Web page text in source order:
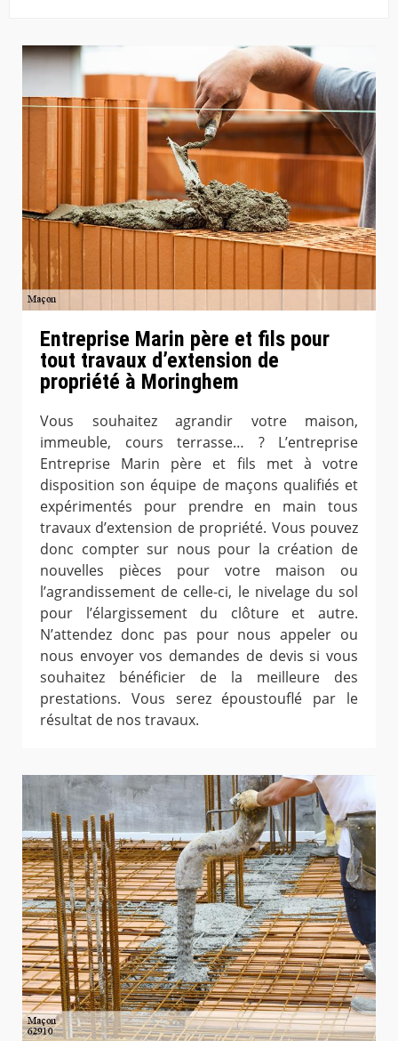
Entreprise Marin père et fils pour
tout travaux d’extension de
propriété à Moringhem
Vous souhaitez agrandir votre maison,
immeuble, cours terrasse… ? L’entreprise
Entreprise Marin père et fils met à votre
disposition son équipe de maçons qualifiés et
expérimentés pour prendre en main tous
travaux d’extension de propriété. Vous pouvez
donc compter sur nous pour la création de
nouvelles pièces pour votre maison ou
l’agrandissement de celle-ci, le nivelage du sol
pour l’élargissement du clôture et autre.
N’attendez donc pas pour nous appeler ou
nous envoyer vos demandes de devis si vous
souhaitez bénéficier de la meilleure des
prestations. Vous serez époustouflé par le
résultat de nos travaux.